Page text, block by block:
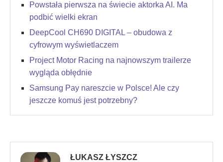
Powstała pierwsza na świecie aktorka AI. Ma
podbić wielki ekran
DeepCool CH690 DIGITAL – obudowa z
cyfrowym wyświetlaczem
Project Motor Racing na najnowszym trailerze
wygląda obłędnie
Samsung Pay nareszcie w Polsce! Ale czy
jeszcze komuś jest potrzebny?
ŁUKASZ ŁYSZCZ